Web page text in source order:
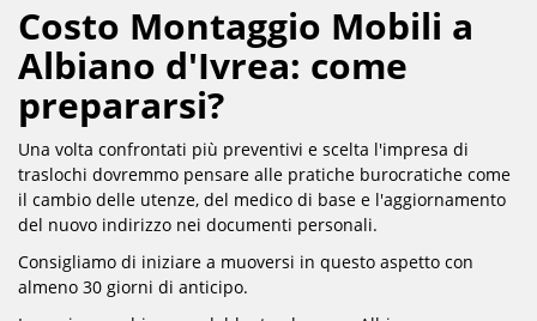
Costo Montaggio Mobili a
Albiano d'Ivrea: come
prepararsi?
Una volta confrontati più preventivi e scelta l'impresa di
traslochi dovremmo pensare alle pratiche burocratiche come
il cambio delle utenze, del medico di base e l'aggiornamento
del nuovo indirizzo nei documenti personali.
Consigliamo di iniziare a muoversi in questo aspetto con
almeno 30 giorni di anticipo.